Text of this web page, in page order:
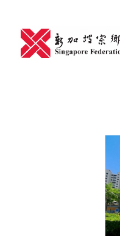
content